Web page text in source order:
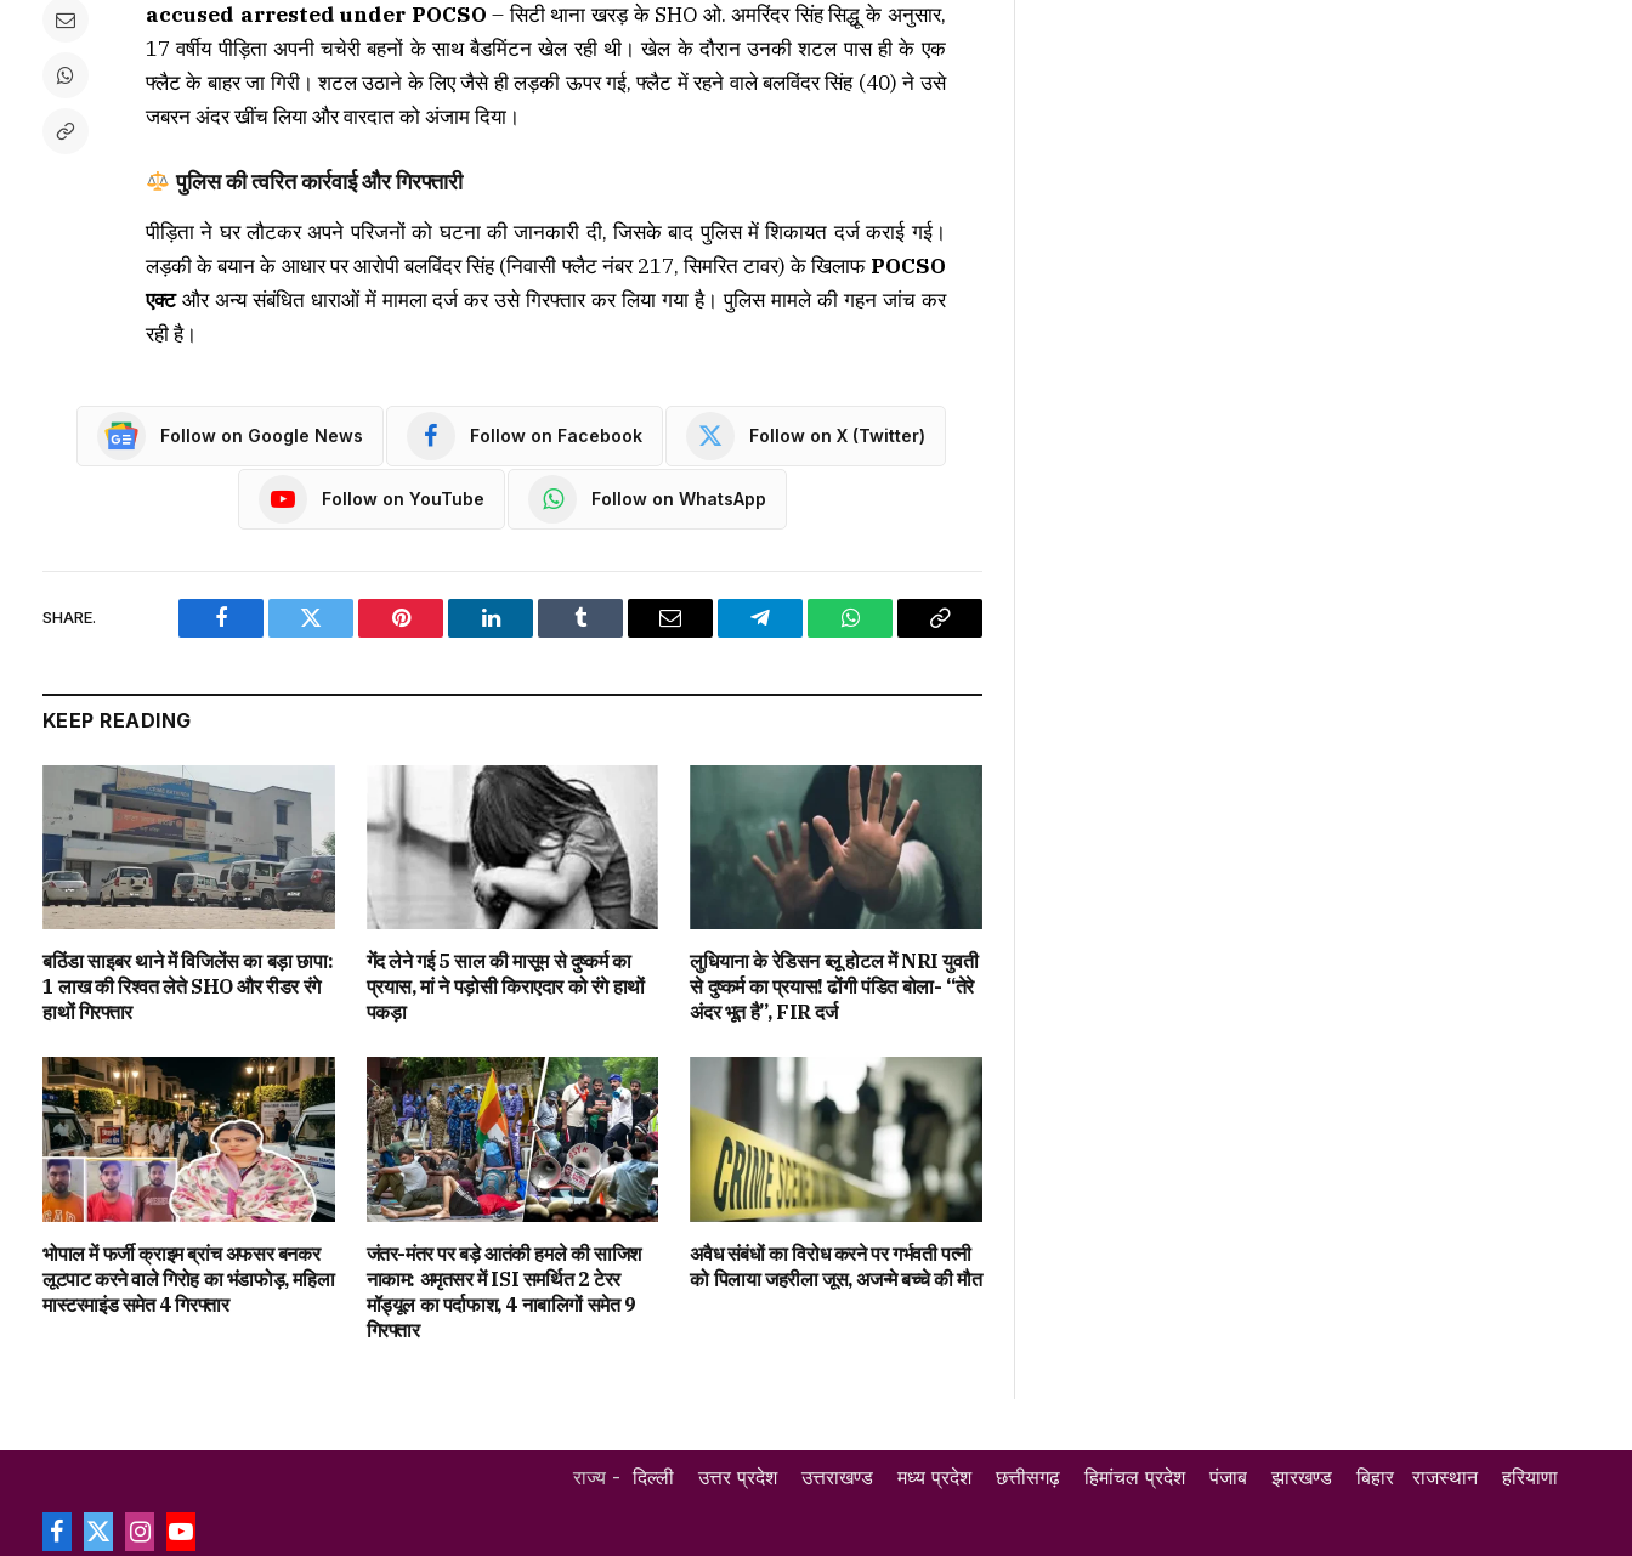
accused arrested under POCSO – सिटी थाना खरड़ के SHO ओ. अमरिंदर सिंह सिद्धू के अनुसार,
17 वर्षीय पीड़िता अपनी चचेरी बहनों के साथ बैडमिंटन खेल रही थी। खेल के दौरान उनकी शटल पास ही के एक
फ्लैट के बाहर जा गिरी। शटल उठाने के लिए जैसे ही लड़की ऊपर गई, फ्लैट में रहने वाले बलविंदर सिंह (40) ने उसे
जबरन अंदर खींच लिया और वारदात को अंजाम दिया।
पुलिस की त्वरित कार्रवाई और गिरफ्तारी
पीड़िता ने घर लौटकर अपने परिजनों को घटना की जानकारी दी, जिसके बाद पुलिस में शिकायत दर्ज कराई गई।
लड़की के बयान के आधार पर आरोपी बलविंदर सिंह (निवासी फ्लैट नंबर 217, सिमरित टावर) के खिलाफ POCSO
एक्टऔर अन्य संबंधित धाराओं में मामला दर्ज कर उसे गिरफ्तार कर लिया गया है। पुलिस मामले की गहन जांच कर
रही है।
Follow on Google News Follow on Facebook Follow on X (Twitter)
Follow on YouTube Follow on WhatsApp
SHARE.
Facebook Twitter Pinterest LinkedIn Tumblr Email Telegram WhatsAppCopy
KEEP READING
बठिंडा साइबर थाने में विजिलेंस का बड़ा छापा:
1 लाख की रिश्वत लेते SHO और रीडर रंगे
हाथों गिरफ्तार
गेंद लेने गई 5 साल की मासूम से दुष्कर्म का
प्रयास, मां ने पड़ोसी किराएदार को रंगे हाथों
पकड़ा
लुधियाना के रेडिसन ब्लू होटल में NRI युवती
से दुष्कर्म का प्रयास! ढोंगी पंडित बोला- “तेरे
अंदर भूत है”, FIR दर्ज
भोपाल में फर्जी क्राइम ब्रांच अफसर बनकर
लूटपाट करने वाले गिरोह का भंडाफोड़, महिला
मास्टरमाइंड समेत 4 गिरफ्तार
जंतर-मंतर पर बड़े आतंकी हमले की साजिश
नाकाम: अमृतसर में ISI समर्थित 2 टेरर
मॉड्यूल का पर्दाफाश, 4 नाबालिगों समेत 9
गिरफ्तार
अवैध संबंधों का विरोध करने पर गर्भवती पत्नी
को पिलाया जहरीला जूस, अजन्मे बच्चे की मौत
Facebook
X InstagramYouTube
राज्य -दिल्ली उत्तर प्रदेश उत्तराखण्ड मध्य प्रदेश छत्तीसगढ़ हिमांचल प्रदेश पंजाब झारखण्ड बिहार राजस्थान हरियाणा